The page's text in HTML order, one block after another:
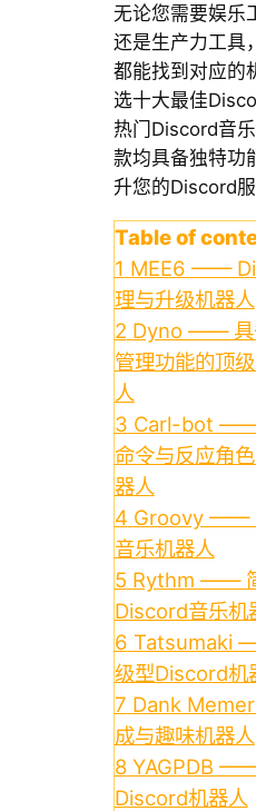
无论您需要娱乐
还是生产力工具
都能找到对应的
选十大最佳
热门Discord音
款均具备独特功
升您的Discord服
Table of
1 MEE6 ——
理与升级机器人
2 Dyno —— 具
管理功能的顶
人
3 Carl-bot ——
命令与反应角
器人
4 Groovy ——
音乐机器人
5 Rythm ——
Discord音乐机
6 Tatsumaki
级型Discord机
7 Dank
成与趣味机器人
8 YAGPDB
Discord机器人